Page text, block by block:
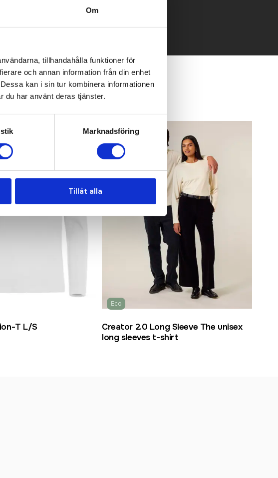
Om
tillhandahålla funktioner för
och annan information från din enhet
kan i sin tur kombinera informationen
du har använt deras tjänster.
Marknadsföring
Tillåt alla
frågor!
T L/S
Eco
Creator 2.0 Long Sleeve The unisex
long sleeves t-shirt